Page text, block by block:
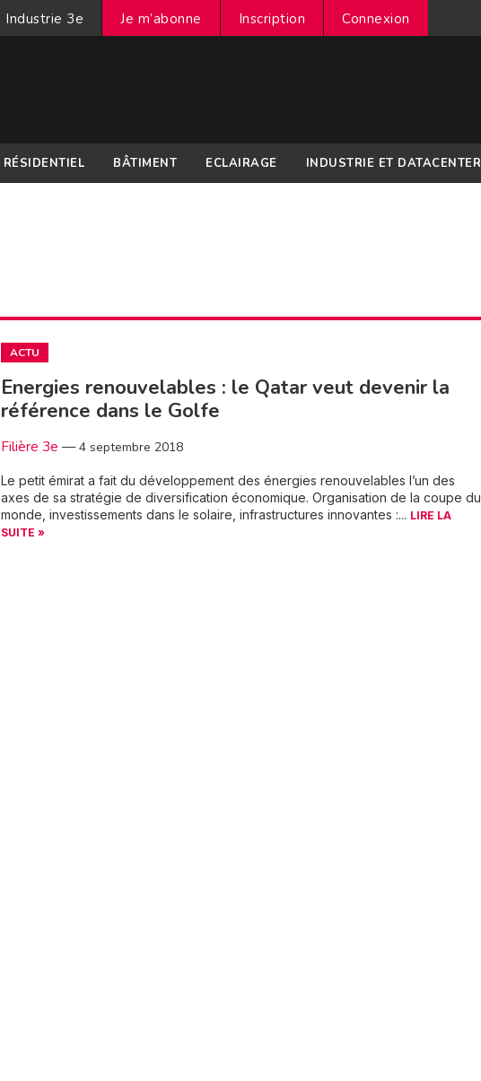
Industrie 3e Je m’abonne Inscription Connexion
RÉSIDENTIEL BÂTIMENT ECLAIRAGE INDUSTRIE ET DATACENTER
ACTU
Energies renouvelables : le Qatar veut devenir la
référence dans le Golfe
Filière 3e —4 septembre 2018
Le petit émirat a fait du développement des énergies renouvelables l’un des
axes de sa stratégie de diversification économique. Organisation de la coupe du
monde, investissements dans le solaire, infrastructures innovantes :... LIRE LA
SUITE »